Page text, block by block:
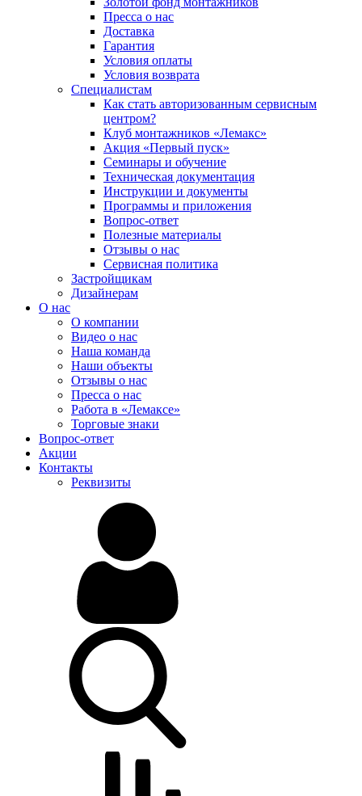
Пресса о нас
Доставка
Гарантия
Условия оплаты
Условия возврата
Специалистам
Как стать авторизованным сервисным
центром?
Клуб монтажников «Лемакс»
Акция «Первый пуск»
Семинары и обучение
Техническая документация
Инструкции и документы
Программы и приложения
Вопрос-ответ
Полезные материалы
Отзывы о нас
Сервисная политика
Застройщикам
Дизайнерам
О нас
О компании
Видео о нас
Наша команда
Наши объекты
Отзывы о нас
Пресса о нас
Работа в «Лемаксе»
Торговые знаки
Вопрос-ответ
Акции
Контакты
Реквизиты